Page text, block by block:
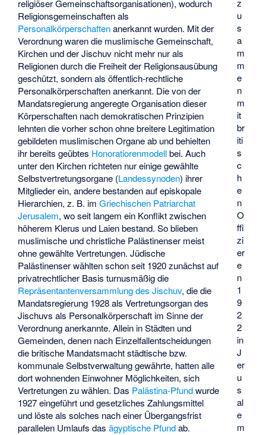
z
u
s
a
m
m
e
n
m
it
br
iti
s
c
h
e
n
O
ffi
zi
er
e
n
1
9
2
2
in
J
er
u
s
al
e
m
religiöser Gemeinschaftsorganisationen), wodurch
Religionsgemeinschaften als
Personalkörperschaftenanerkannt wurden. Mit der
Verordnung waren die muslimische Gemeinschaft,
Kirchen und der Jischuv nicht mehr nur als
Religionen durch die Freiheit der Religionsausübung
geschützt, sondern als öffentlich-rechtliche
Personalkörperschaften anerkannt. Die von der
Mandatsregierung angeregte Organisation dieser
Körperschaften nach demokratischen Prinzipien
lehnten die vorher schon ohne breitere Legitimation
gebildeten muslimischen Organe ab und behielten
ihr bereits geübtes Honoratiorenmodellbei. Auch
unter den Kirchen richteten nur einige gewählte
Selbstvertretungsorgane (Landessynoden) ihrer
Mitglieder ein, andere bestanden auf episkopale
Hierarchien, z. B. imGriechischen Patriarchat
Jerusalem, wo seit langem ein Konflikt zwischen
höherem Klerus und Laien bestand. So blieben
muslimische und christliche Palästinenser meist
ohne gewählte Vertretungen. Jüdische
Palästinenser wählten schon seit 1920 zunächst auf
privatrechtlicher Basis turnusmäßig die
Repräsentantenversammlung des Jischuv, die die
Mandatsregierung 1928 als Vertretungsorgan des
Jischuvs als Personalkörperschaft im Sinne der
Verordnung anerkannte. Allein in Städten und
Gemeinden, denen nach Einzelfallentscheidungen
die britische Mandatsmacht städtische bzw.
kommunale Selbstverwaltung gewährte, hatten alle
dort wohnenden Einwohner Möglichkeiten, sich
Vertretungen zu wählen. Das Palästina-Pfundwurde
1927 eingeführt und gesetzliches Zahlungsmittel
und löste als solches nach einer Übergangsfrist
parallelen Umlaufs dasägyptische Pfundab.